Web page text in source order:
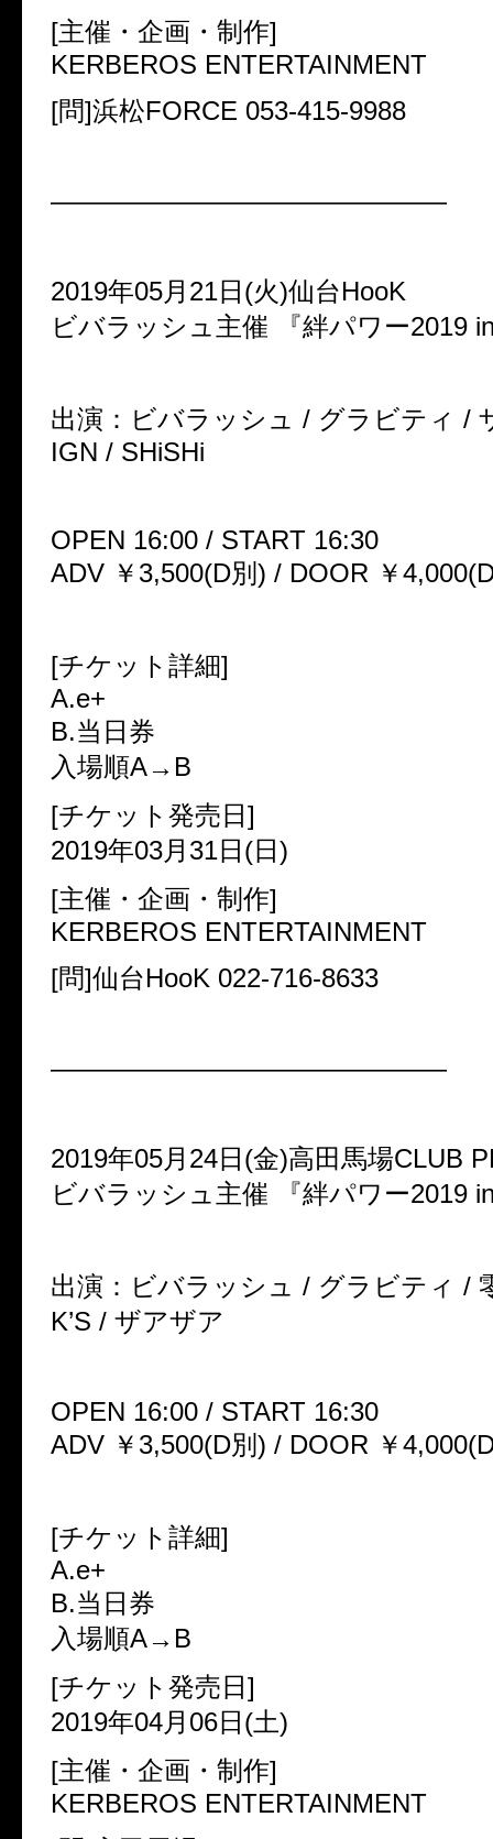
[主催・企画・制作]
KERBEROS ENTERTAINMENT
[問]浜松FORCE 053-415-9988
———————————————
2019年05月21日(火)仙台HooK
ビバラッシュ主催 『絆パワー2019
出演：ビバラッシュ / グラビティ /
IGN / SHiSHi
OPEN 16:00 / START 16:30
ADV ￥3,500(D別) / DOOR ￥
[チケット詳細]
A.e+
B.当日券
入場順A→B
[チケット発売日]
2019年03月31日(日)
[主催・企画・制作]
KERBEROS ENTERTAINMENT
[問]仙台HooK 022-716-8633
———————————————
2019年05月24日(金)高田馬場CLUB
ビバラッシュ主催 『絆パワー2019
出演：ビバラッシュ / グラビティ /
K’S / ザアザア
OPEN 16:00 / START 16:30
ADV ￥3,500(D別) / DOOR ￥
[チケット詳細]
A.e+
B.当日券
入場順A→B
[チケット発売日]
2019年04月06日(土)
[主催・企画・制作]
KERBEROS ENTERTAINMENT